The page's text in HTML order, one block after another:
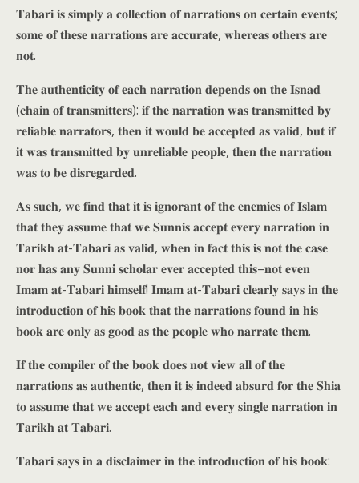
𝐓𝐚𝐛𝐚𝐫𝐢 𝐢𝐬 𝐬𝐢𝐦𝐩𝐥𝐲 𝐚 𝐜𝐨𝐥𝐥𝐞𝐜𝐭𝐢𝐨𝐧 𝐨𝐟 𝐧𝐚𝐫𝐫𝐚𝐭𝐢𝐨𝐧𝐬 𝐨𝐧 𝐜𝐞𝐫𝐭𝐚𝐢𝐧 𝐞𝐯𝐞𝐧𝐭𝐬;
𝐬𝐨𝐦𝐞 𝐨𝐟 𝐭𝐡𝐞𝐬𝐞 𝐧𝐚𝐫𝐫𝐚𝐭𝐢𝐨𝐧𝐬 𝐚𝐫𝐞 𝐚𝐜𝐜𝐮𝐫𝐚𝐭𝐞, 𝐰𝐡𝐞𝐫𝐞𝐚𝐬 𝐨𝐭𝐡𝐞𝐫𝐬 𝐚𝐫𝐞
𝐧𝐨𝐭.
𝐓𝐡𝐞 𝐚𝐮𝐭𝐡𝐞𝐧𝐭𝐢𝐜𝐢𝐭𝐲 𝐨𝐟 𝐞𝐚𝐜𝐡 𝐧𝐚𝐫𝐫𝐚𝐭𝐢𝐨𝐧 𝐝𝐞𝐩𝐞𝐧𝐝𝐬 𝐨𝐧 𝐭𝐡𝐞 𝐈𝐬𝐧𝐚𝐝
(𝐜𝐡𝐚𝐢𝐧 𝐨𝐟 𝐭𝐫𝐚𝐧𝐬𝐦𝐢𝐭𝐭𝐞𝐫𝐬): 𝐢𝐟 𝐭𝐡𝐞 𝐧𝐚𝐫𝐫𝐚𝐭𝐢𝐨𝐧 𝐰𝐚𝐬 𝐭𝐫𝐚𝐧𝐬𝐦𝐢𝐭𝐭𝐞𝐝 𝐛𝐲
𝐫𝐞𝐥𝐢𝐚𝐛𝐥𝐞 𝐧𝐚𝐫𝐫𝐚𝐭𝐨𝐫𝐬, 𝐭𝐡𝐞𝐧 𝐢𝐭 𝐰𝐨𝐮𝐥𝐝 𝐛𝐞 𝐚𝐜𝐜𝐞𝐩𝐭𝐞𝐝 𝐚𝐬 𝐯𝐚𝐥𝐢𝐝, 𝐛𝐮𝐭 𝐢𝐟
𝐢𝐭 𝐰𝐚𝐬 𝐭𝐫𝐚𝐧𝐬𝐦𝐢𝐭𝐭𝐞𝐝 𝐛𝐲 𝐮𝐧𝐫𝐞𝐥𝐢𝐚𝐛𝐥𝐞 𝐩𝐞𝐨𝐩𝐥𝐞, 𝐭𝐡𝐞𝐧 𝐭𝐡𝐞 𝐧𝐚𝐫𝐫𝐚𝐭𝐢𝐨𝐧
𝐰𝐚𝐬 𝐭𝐨 𝐛𝐞 𝐝𝐢𝐬𝐫𝐞𝐠𝐚𝐫𝐝𝐞𝐝.
𝐀𝐬 𝐬𝐮𝐜𝐡, 𝐰𝐞 𝐟𝐢𝐧𝐝 𝐭𝐡𝐚𝐭 𝐢𝐭 𝐢𝐬 𝐢𝐠𝐧𝐨𝐫𝐚𝐧𝐭 𝐨𝐟 𝐭𝐡𝐞 𝐞𝐧𝐞𝐦𝐢𝐞𝐬 𝐨𝐟 𝐈𝐬𝐥𝐚𝐦
𝐭𝐡𝐚𝐭 𝐭𝐡𝐞𝐲 𝐚𝐬𝐬𝐮𝐦𝐞 𝐭𝐡𝐚𝐭 𝐰𝐞 𝐒𝐮𝐧𝐧𝐢𝐬 𝐚𝐜𝐜𝐞𝐩𝐭 𝐞𝐯𝐞𝐫𝐲 𝐧𝐚𝐫𝐫𝐚𝐭𝐢𝐨𝐧 𝐢𝐧
𝐓𝐚𝐫𝐢𝐤𝐡 𝐚𝐭-𝐓𝐚𝐛𝐚𝐫𝐢 𝐚𝐬 𝐯𝐚𝐥𝐢𝐝, 𝐰𝐡𝐞𝐧 𝐢𝐧 𝐟𝐚𝐜𝐭 𝐭𝐡𝐢𝐬 𝐢𝐬 𝐧𝐨𝐭 𝐭𝐡𝐞 𝐜𝐚𝐬𝐞
𝐧𝐨𝐫 𝐡𝐚𝐬 𝐚𝐧𝐲 𝐒𝐮𝐧𝐧𝐢 𝐬𝐜𝐡𝐨𝐥𝐚𝐫 𝐞𝐯𝐞𝐫 𝐚𝐜𝐜𝐞𝐩𝐭𝐞𝐝 𝐭𝐡𝐢𝐬–𝐧𝐨𝐭 𝐞𝐯𝐞𝐧
𝐈𝐦𝐚𝐦 𝐚𝐭-𝐓𝐚𝐛𝐚𝐫𝐢 𝐡𝐢𝐦𝐬𝐞𝐥𝐟! 𝐈𝐦𝐚𝐦 𝐚𝐭-𝐓𝐚𝐛𝐚𝐫𝐢 𝐜𝐥𝐞𝐚𝐫𝐥𝐲 𝐬𝐚𝐲𝐬 𝐢𝐧 𝐭𝐡𝐞
𝐢𝐧𝐭𝐫𝐨𝐝𝐮𝐜𝐭𝐢𝐨𝐧 𝐨𝐟 𝐡𝐢𝐬 𝐛𝐨𝐨𝐤 𝐭𝐡𝐚𝐭 𝐭𝐡𝐞 𝐧𝐚𝐫𝐫𝐚𝐭𝐢𝐨𝐧𝐬 𝐟𝐨𝐮𝐧𝐝 𝐢𝐧 𝐡𝐢𝐬
𝐛𝐨𝐨𝐤 𝐚𝐫𝐞 𝐨𝐧𝐥𝐲 𝐚𝐬 𝐠𝐨𝐨𝐝 𝐚𝐬 𝐭𝐡𝐞 𝐩𝐞𝐨𝐩𝐥𝐞 𝐰𝐡𝐨 𝐧𝐚𝐫𝐫𝐚𝐭𝐞 𝐭𝐡𝐞𝐦.
𝐈𝐟 𝐭𝐡𝐞 𝐜𝐨𝐦𝐩𝐢𝐥𝐞𝐫 𝐨𝐟 𝐭𝐡𝐞 𝐛𝐨𝐨𝐤 𝐝𝐨𝐞𝐬 𝐧𝐨𝐭 𝐯𝐢𝐞𝐰 𝐚𝐥𝐥 𝐨𝐟 𝐭𝐡𝐞
𝐧𝐚𝐫𝐫𝐚𝐭𝐢𝐨𝐧𝐬 𝐚𝐬 𝐚𝐮𝐭𝐡𝐞𝐧𝐭𝐢𝐜, 𝐭𝐡𝐞𝐧 𝐢𝐭 𝐢𝐬 𝐢𝐧𝐝𝐞𝐞𝐝 𝐚𝐛𝐬𝐮𝐫𝐝 𝐟𝐨𝐫 𝐭𝐡𝐞 𝐒𝐡𝐢𝐚
𝐭𝐨 𝐚𝐬𝐬𝐮𝐦𝐞 𝐭𝐡𝐚𝐭 𝐰𝐞 𝐚𝐜𝐜𝐞𝐩𝐭 𝐞𝐚𝐜𝐡 𝐚𝐧𝐝 𝐞𝐯𝐞𝐫𝐲 𝐬𝐢𝐧𝐠𝐥𝐞 𝐧𝐚𝐫𝐫𝐚𝐭𝐢𝐨𝐧 𝐢𝐧
𝐓𝐚𝐫𝐢𝐤𝐡 𝐚𝐭 𝐓𝐚𝐛𝐚𝐫𝐢.
𝐓𝐚𝐛𝐚𝐫𝐢 𝐬𝐚𝐲𝐬 𝐢𝐧 𝐚 𝐝𝐢𝐬𝐜𝐥𝐚𝐢𝐦𝐞𝐫 𝐢𝐧 𝐭𝐡𝐞 𝐢𝐧𝐭𝐫𝐨𝐝𝐮𝐜𝐭𝐢𝐨𝐧 𝐨𝐟 𝐡𝐢𝐬 𝐛𝐨𝐨𝐤: